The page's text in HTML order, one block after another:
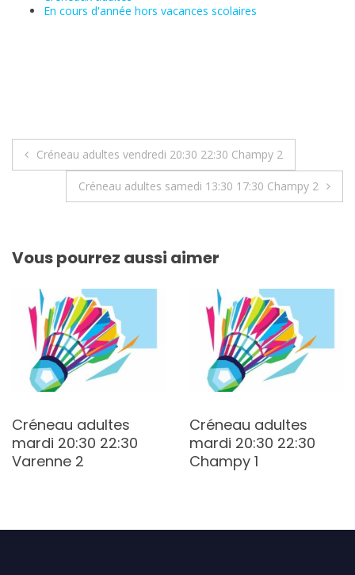
En cours d'année hors vacances scolaires
Navigation
Créneau adultes vendredi 20:30 22:30 Champy 2
Créneau adultes samedi 13:30 17:30 Champy 2
Vous pourrez aussi aimer
Créneau adultes
mardi 20:30 22:30
Varenne 2
Créneau adultes
mardi 20:30 22:30
Champy 1